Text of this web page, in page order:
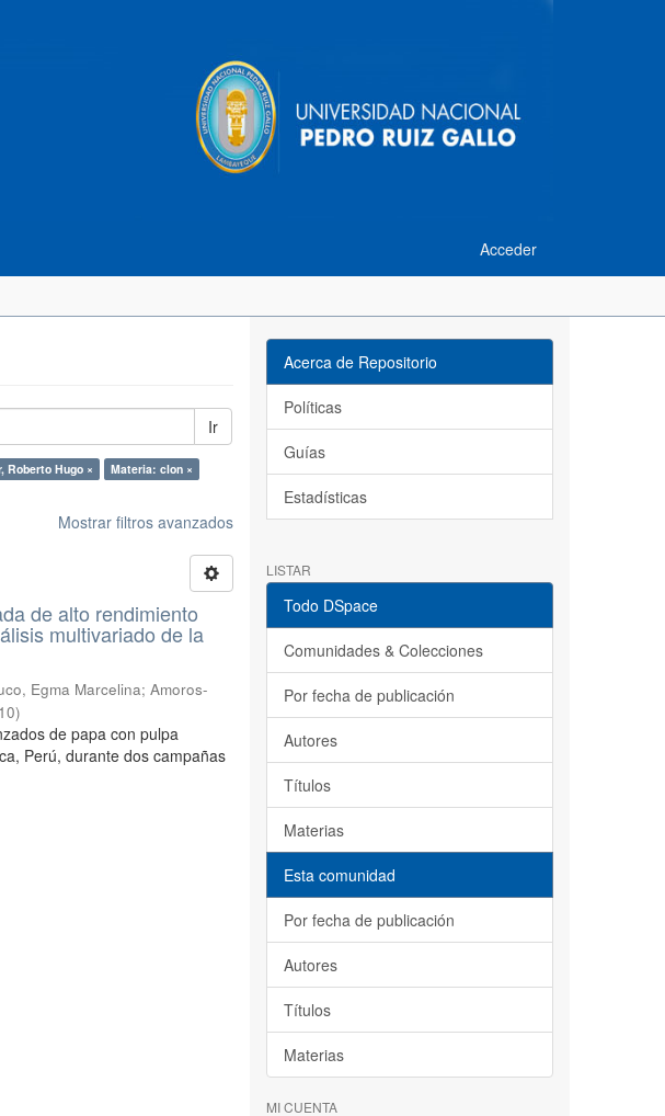
Acceder
Ir
Roberto Hugo ×
Materia: clon ×
Mostrar filtros avanzados
de alto rendimiento
multivariado de la
Egma Marcelina;Amoros-
)
de papa con pulpa
Perú, durante dos campañas
Acerca de Repositorio
Políticas
Guías
Estadísticas
LISTAR
Todo DSpace
Comunidades & Colecciones
Por fecha de publicación
Autores
Títulos
Materias
Esta comunidad
Por fecha de publicación
Autores
Títulos
Materias
MI CUENTA